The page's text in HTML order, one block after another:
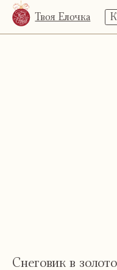
Твоя Елочка
Снеговик в